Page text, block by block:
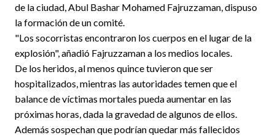
de la ciudad, Abul Bashar Mohamed Fajruzzaman, dispuso
la formación de un comité.
"Los socorristas encontraron los cuerpos en el lugar de la
explosión", añadió Fajruzzaman a los medios locales.
De los heridos, al menos quince tuvieron que ser
hospitalizados, mientras las autoridades temen que el
balance de víctimas mortales pueda aumentar en las
próximas horas, dada la gravedad de algunos de ellos.
Además sospechan que podrían quedar más fallecidos